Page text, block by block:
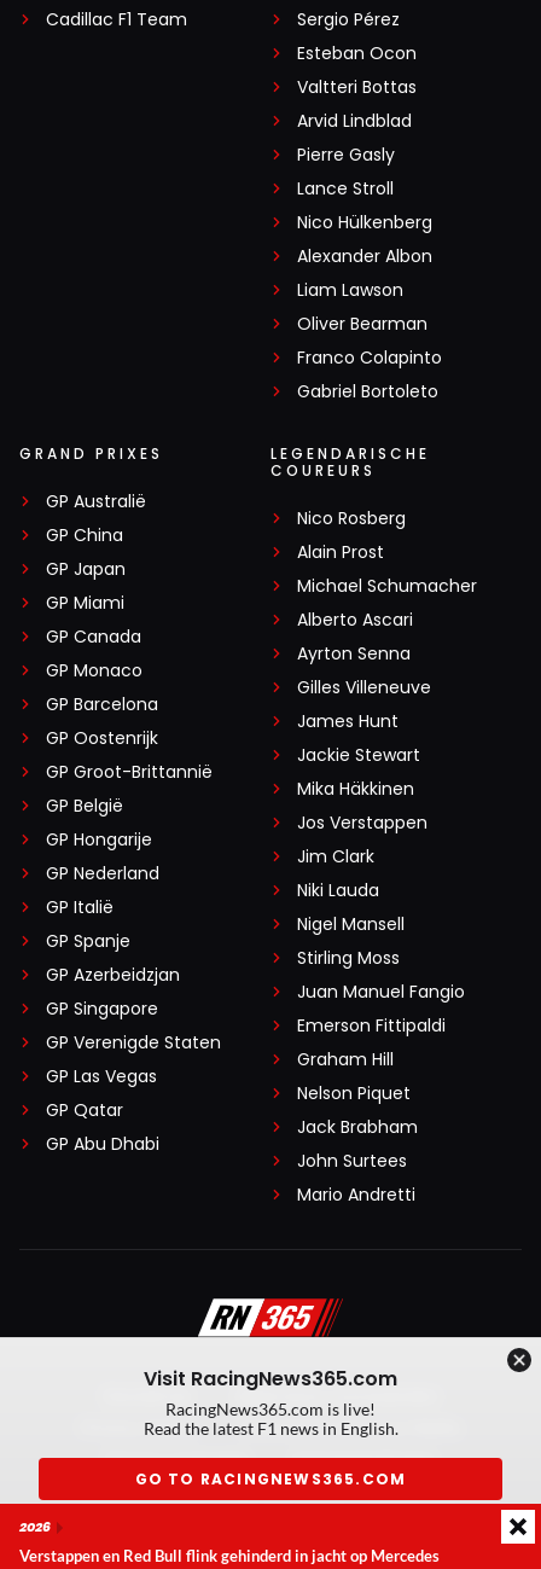
Cadillac F1 Team
Sergio Pérez
Esteban Ocon
Valtteri Bottas
Arvid Lindblad
Pierre Gasly
Lance Stroll
Nico Hülkenberg
Alexander Albon
Liam Lawson
Oliver Bearman
Franco Colapinto
Gabriel Bortoleto
GRAND PRIXES
GP Australië
GP China
GP Japan
GP Miami
GP Canada
GP Monaco
GP Barcelona
GP Oostenrijk
GP Groot-Brittannië
GP België
GP Hongarije
GP Nederland
GP Italië
GP Spanje
GP Azerbeidzjan
GP Singapore
GP Verenigde Staten
GP Las Vegas
GP Qatar
GP Abu Dhabi
LEGENDARISCHE
COUREURS
Nico Rosberg
Alain Prost
Michael Schumacher
Alberto Ascari
Ayrton Senna
Gilles Villeneuve
James Hunt
Jackie Stewart
Mika Häkkinen
Jos Verstappen
Jim Clark
Niki Lauda
Nigel Mansell
Stirling Moss
Juan Manuel Fangio
Emerson Fittipaldi
Graham Hill
Nelson Piquet
Jack Brabham
John Surtees
Mario Andretti
Algemene voorwaarden
Privacy Policy
Created by On Your Marks
Privacy manager
Kansspeluitingen
Visit RacingNews365.com
RacingNews365.com is live!
Read the latest F1 news in English.
GO TO RACINGNEWS365.COM
2026
Verstappen en Red Bull flink gehinderd in jacht op Mercedes